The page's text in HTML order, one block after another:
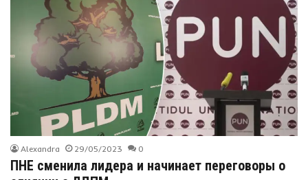
Alexandra 29/05/2023 0
ПНЕ сменила лидера и начинает переговоры о